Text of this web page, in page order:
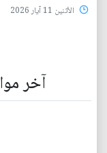
الأثنين 11 آيار 2026
آخر